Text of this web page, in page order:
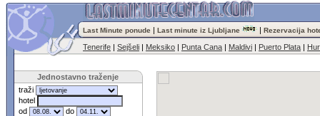
Last Minute ponude | Last minute iz Ljubljane | Rezervacija
Tenerife | Sejšeli | Meksiko | Punta Cana | Maldivi | Puerto Plata |
Jednostavno traženje
traži
hotel
od
do